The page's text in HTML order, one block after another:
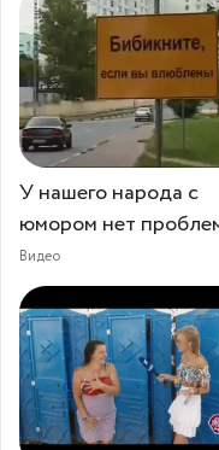
У нашего народа с
юмором нет
Видео